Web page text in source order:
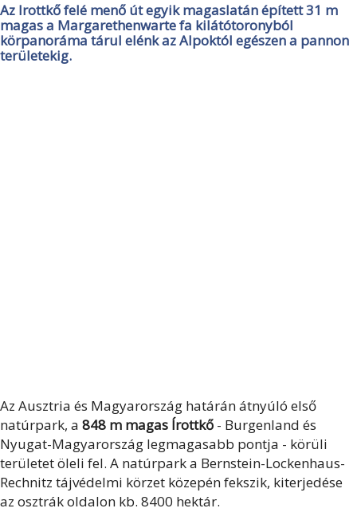
Az Irottkő felé menő út egyik magaslatán épített 31 m
magas a Margarethenwarte fa kilátótoronyból
körpanoráma tárul elénk az Alpoktól egészen a pannon
területekig.
Az Ausztria és Magyarország határán átnyúló első
natúrpark, a 848 m magas Írottkő - Burgenland és
Nyugat-Magyarország legmagasabb pontja - körüli
területet öleli fel. A natúrpark a Bernstein-Lockenhaus-
Rechnitz tájvédelmi körzet közepén fekszik, kiterjedése
az osztrák oldalon kb. 8400 hektár.